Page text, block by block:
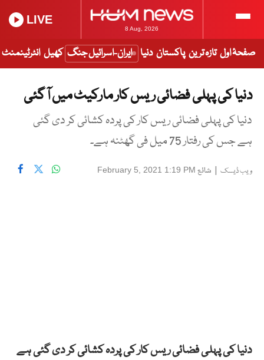
8 Aug, 2026
LIVE
صفحۂ اول تازہ ترین پاکستان دنیا ایران-اسرائیل جنگ کھیل انٹرٹینمنٹ
دنیا کی پہلی فضائی ریس کار مارکیٹ میں آ گئی
دنیا کی پہلی فضائی ریس کار کی پردہ کشائی کر دی گئی
ہے جس کی رفتار 75 میل فی گھٹنہ ہے۔
ویب ڈیسک | شائع February 5, 2021 1:19 PM
دنیا کی پہلی فضائی ریس کار کی پردہ کشائی کر دی گئی ہے